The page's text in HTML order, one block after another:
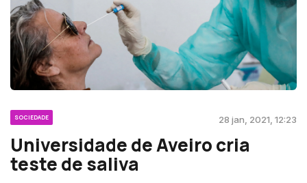
SOCIEDADE 28 jan, 2021, 12:23
Universidade de Aveiro cria
teste de saliva